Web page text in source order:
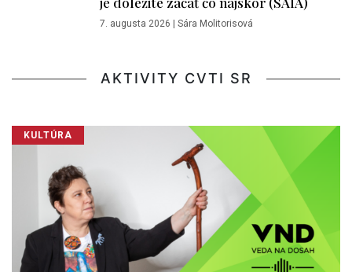
7. augusta 2026 | Sára Molitorisová
AKTIVITY CVTI SR
KULTÚRA